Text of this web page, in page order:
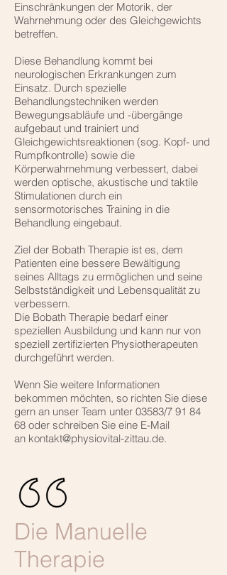
Einschränkungen der Motorik, der
Wahrnehmung oder des Gleichgewichts
betreffen.
Diese Behandlung kommt bei
neurologischen Erkrankungen zum
Einsatz. Durch spezielle
Behandlungstechniken werden
Bewegungsabläufe und -übergänge
aufgebaut und trainiert und
Gleichgewichtsreaktionen (sog. Kopf- und
Rumpfkontrolle) sowie die
Körperwahrnehmung verbessert, dabei
werden optische, akustische und taktile
Stimulationen durch ein
sensormotorisches Training in die
Behandlung eingebaut.
Ziel der Bobath Therapie ist es, dem
Patienten eine bessere Bewältigung
seines Alltags zu ermöglichen und seine
Selbstständigkeit und Lebensqualität zu
verbessern.
Die Bobath Therapie bedarf einer
speziellen Ausbildung und kann nur von
speziell zertifizierten Physiotherapeuten
durchgeführt werden.
Wenn Sie weitere Informationen
bekommen möchten, so richten Sie diese
gern an unser Team unter 03583/7 91 84
68 oder schreiben Sie eine E-Mail
an kontakt@physiovital-zittau.de.
Die Manuelle
Therapie